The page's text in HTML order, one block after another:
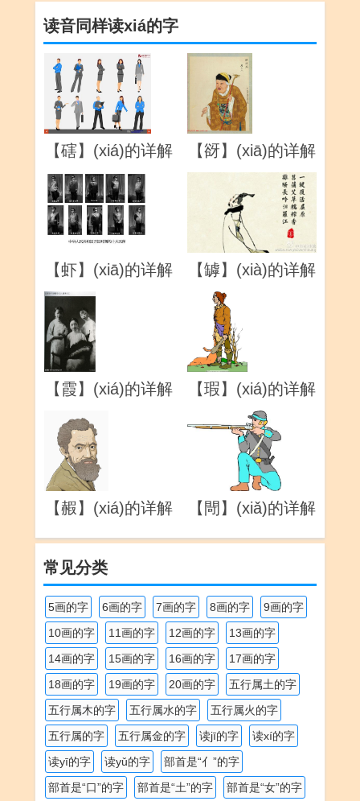
读音同样读xiá的字
【磍】(xiá)的详解 【谺】(xiā)的详解
【虾】(xiā)的详解 【罅】(xià)的详解
【霞】(xiá)的详解 【瑕】(xiá)的详解
【赮】(xiá)的详解 【閜】(xiǎ)的详解
常见分类
5画的字 6画的字 7画的字 8画的字
9画的字
10画的字
11画的字 12画的字
13画的字
14画的字
15画的字 16画的字
17画的字
18画的字
19画的字 20画的字
五行属土的字
五行属木的字
五行属水的字
五行属火的字
五行属的字
五行属金的字 读jī的字
读xí的字
读yī的字
读yǔ的字
部首是“亻”的字
部首是“口”的字
部首是“土”的字
部首是“女”的字